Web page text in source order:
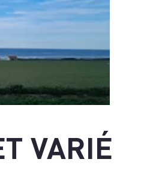
VARIÉ